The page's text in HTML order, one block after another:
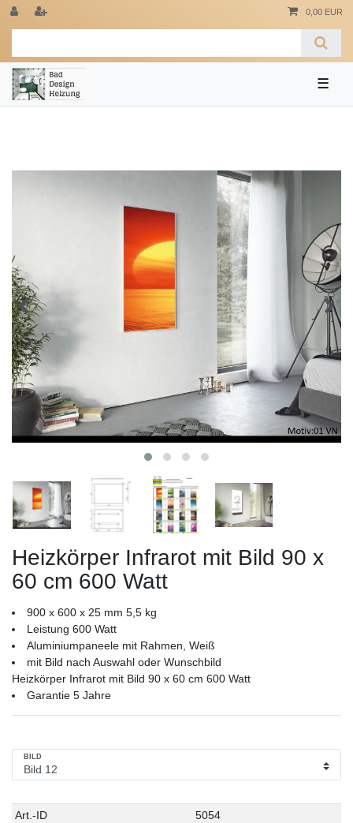
0,00 EUR
☰
Heizkörper Infrarot mit Bild 90 x
60 cm 600 Watt
900 x 600 x 25 mm 5,5 kg
Leistung 600 Watt
Aluminiumpaneele mit Rahmen, Weiß
mit Bild nach Auswahl oder Wunschbild
Heizkörper Infrarot mit Bild 90 x 60 cm 600 Watt
Garantie 5 Jahre
BILD
Technisches
Wert
Art.-ID 5054